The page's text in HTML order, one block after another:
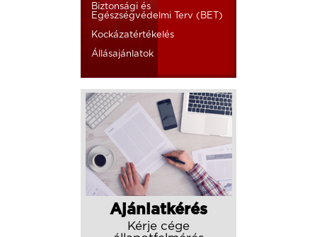
Biztonsági és
Egészségvédelmi Terv (BET)
Kockázatértékelés
Állásajánlatok
Ajánlatkérés
Kérje cége